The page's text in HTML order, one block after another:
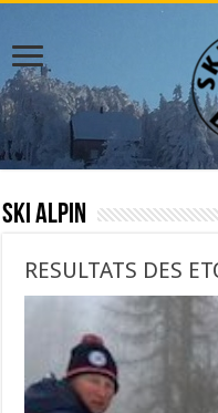
Ski Alpin
RESULTATS DES